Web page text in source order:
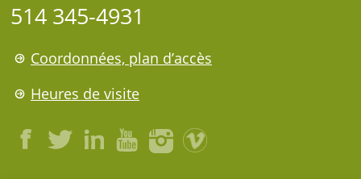
514 345-4931
Coordonnées, plan d’accès
Heures de visite